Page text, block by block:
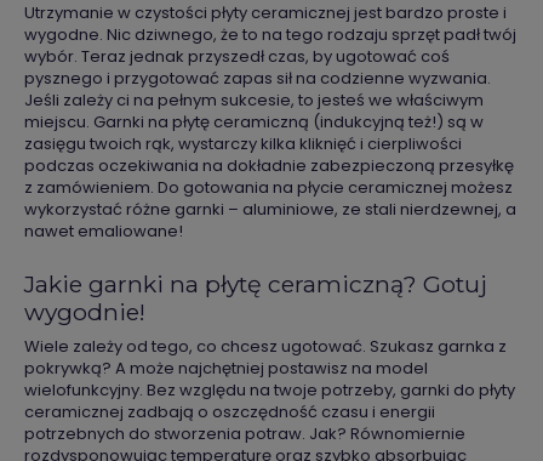
Utrzymanie w czystości płyty ceramicznej jest bardzo proste i
wygodne. Nic dziwnego, że to na tego rodzaju sprzęt padł twój
wybór. Teraz jednak przyszedł czas, by ugotować coś
pysznego i przygotować zapas sił na codzienne wyzwania.
Jeśli zależy ci na pełnym sukcesie, to jesteś we właściwym
miejscu. Garnki na płytę ceramiczną (indukcyjną też!) są w
zasięgu twoich rąk, wystarczy kilka kliknięć i cierpliwości
podczas oczekiwania na dokładnie zabezpieczoną przesyłkę
z zamówieniem. Do gotowania na płycie ceramicznej możesz
wykorzystać różne garnki – aluminiowe, ze stali nierdzewnej, a
nawet emaliowane!
Jakie garnki na płytę ceramiczną? Gotuj
wygodnie!
Wiele zależy od tego, co chcesz ugotować. Szukasz garnka z
pokrywką? A może najchętniej postawisz na model
wielofunkcyjny. Bez względu na twoje potrzeby, garnki do płyty
ceramicznej zadbają o oszczędność czasu i energii
potrzebnych do stworzenia potraw. Jak? Równomiernie
rozdysponowując temperaturę oraz szybko absorbując